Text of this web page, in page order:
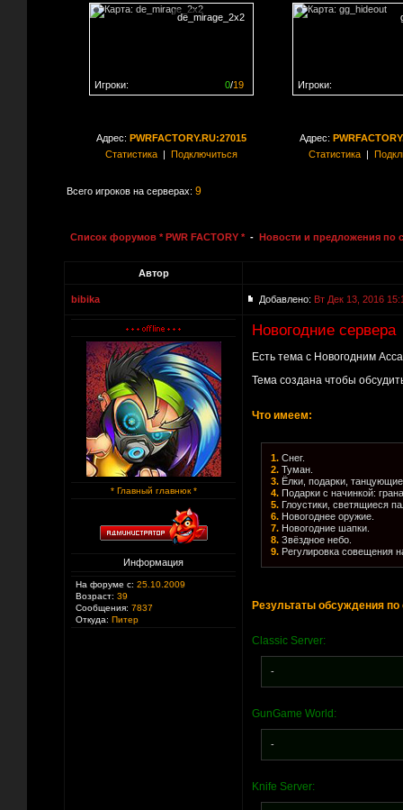
de_mirage_2x2
0/19
Игроки:
Игроки:
Адрес: PWRFACTORY.RU:27015
Статистика| Подключиться
Адрес:
Статистика|
Всего игроков на серверах: 9
Список форумов * PWR FACTORY * - Новости и предложения по
Автор
bibika Добавлено: Вт Дек 13, 2016
* Главный главнюк *
Информация
На форуме с: 25.10.2009
Возраст: 39
Сообщения: 7837
Откуда: Питер
Новогодние сервера
Есть тема с Новогодним
Тема создана чтобы
Что имеем:
1. Снег.
2. Туман.
3. Ёлки, подарки,
4. Подарки с начинкой:
5. Глоустики, светящиеся
6. Новогоднее оружие.
7. Новогодние шапки.
8. Звёздное небо.
9. Регулировка совещения
Результаты обсуждения
Classic Server:
-
GunGame World:
-
Knife Server: